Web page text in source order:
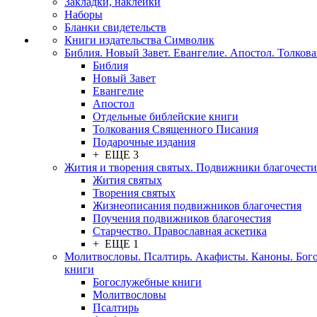
Наборы
Бланки свидетельств
Книги издательства Символик
Библия. Новый Завет. Евангелие. Апостол.
Библия
Новый Завет
Евангелие
Апостол
Отдельные библейские книги
Толкования Священного Писания
Подарочные издания
+ ЕЩЕ 3
Жития и творения святых. Подвижники
Жития святых
Творения святых
Жизнеописания подвижников благочестия
Поучения подвижников благочестия
Старчество. Православная аскетика
+ ЕЩЕ 1
Молитвословы. Псалтирь. Акафисты. Каноны.
книги
Богослужебные книги
Молитвословы
Псалтирь